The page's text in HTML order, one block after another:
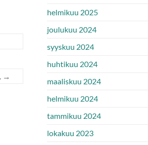
→
helmikuu 2025
joulukuu 2024
syyskuu 2024
huhtikuu 2024
maaliskuu 2024
helmikuu 2024
tammikuu 2024
lokakuu 2023